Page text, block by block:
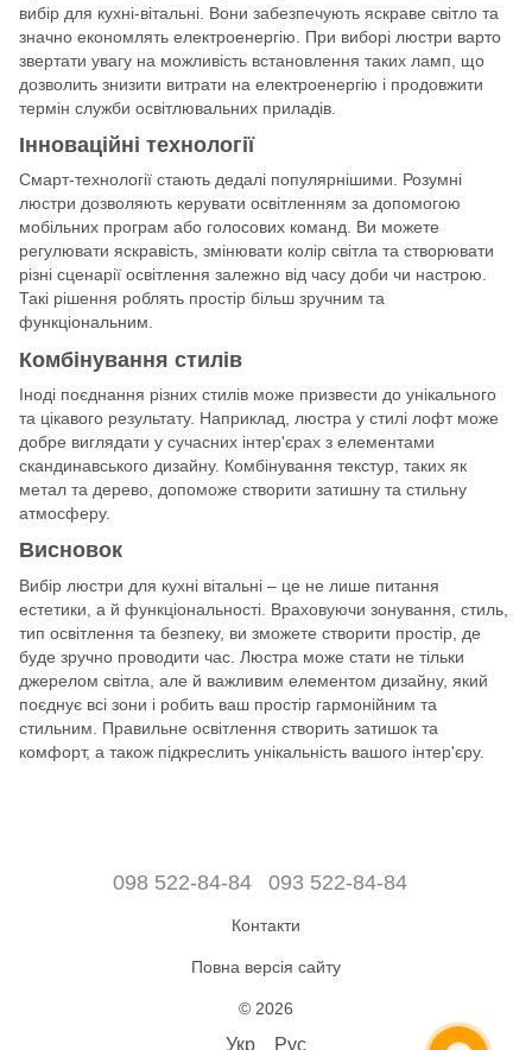
вибір для кухні-вітальні. Вони забезпечують яскраве світло та
значно економлять електроенергію. При виборі люстри варто
звертати увагу на можливість встановлення таких ламп, що
дозволить знизити витрати на електроенергію і продовжити
термін служби освітлювальних приладів.
Інноваційні технології
Смарт-технології стають дедалі популярнішими. Розумні
люстри дозволяють керувати освітленням за допомогою
мобільних програм або голосових команд. Ви можете
регулювати яскравість, змінювати колір світла та створювати
різні сценарії освітлення залежно від часу доби чи настрою.
Такі рішення роблять простір більш зручним та
функціональним.
Комбінування стилів
Іноді поєднання різних стилів може призвести до унікального
та цікавого результату. Наприклад, люстра у стилі лофт може
добре виглядати у сучасних інтер'єрах з елементами
скандинавського дизайну. Комбінування текстур, таких як
метал та дерево, допоможе створити затишну та стильну
атмосферу.
Висновок
Вибір люстри для кухні вітальні – це не лише питання
естетики, а й функціональності. Враховуючи зонування, стиль,
тип освітлення та безпеку, ви зможете створити простір, де
буде зручно проводити час. Люстра може стати не тільки
джерелом світла, але й важливим елементом дизайну, який
поєднує всі зони і робить ваш простір гармонійним та
стильним. Правильне освітлення створить затишок та
комфорт, а також підкреслить унікальність вашого інтер'єру.
098 522-84-84 093 522-84-84
Контакти
Повна версія сайту
© 2026
Укр Рус